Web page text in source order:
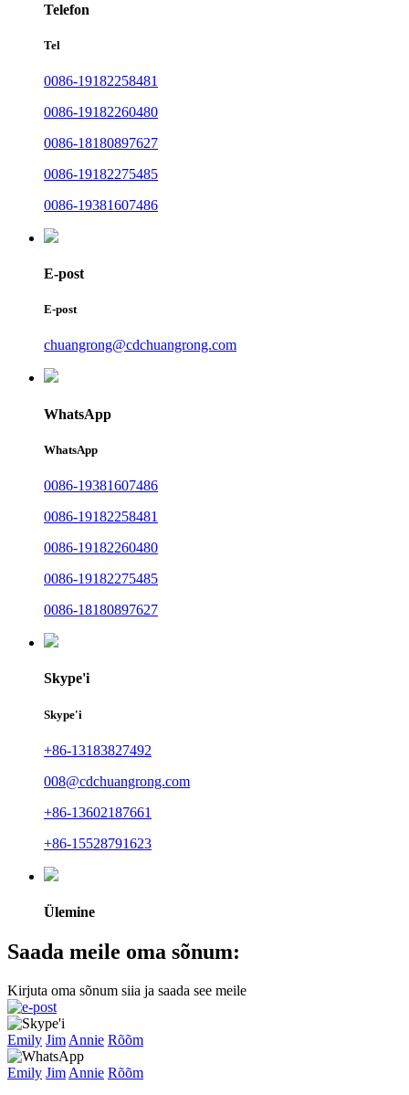
Telefon
Tel
0086-19182258481
0086-19182260480
0086-18180897627
0086-19182275485
0086-19381607486
E-post
E-post
chuangrong@cdchuangrong.com
WhatsApp
WhatsApp
0086-19381607486
0086-19182258481
0086-19182260480
0086-19182275485
0086-18180897627
Skype'i
Skype'i
+86-13183827492
008@cdchuangrong.com
+86-13602187661
+86-15528791623
Ülemine
Saada meile oma sõnum:
Kirjuta oma sõnum siia ja saada see meile
Emily Jim Annie Rõõm
Emily Jim Annie Rõõm